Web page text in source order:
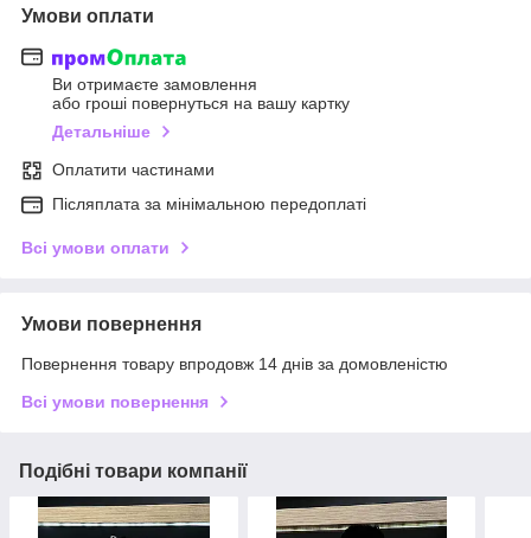
Умови оплати
Ви отримаєте замовлення
або гроші повернуться на вашу картку
Детальніше
Оплатити частинами
Післяплата за мінімальною передоплаті
Всі умови оплати
Умови повернення
Повернення товару впродовж 14 днів за домовленістю
Всі умови повернення
Подібні товари компанії